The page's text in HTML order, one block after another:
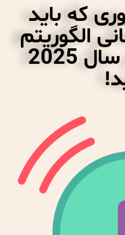
که باید
الگوریتم
اینستاگرام در سال 2025